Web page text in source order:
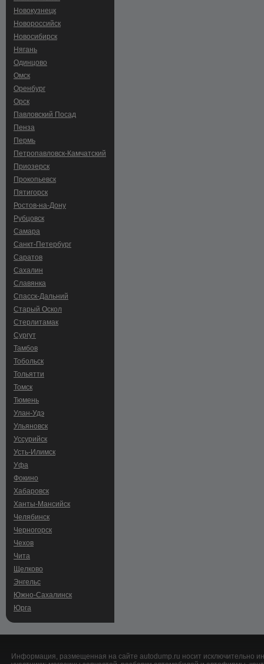
Новокузнецк
Новороссийск
Новосибирск
Нягань
Одинцово
Омск
Оренбург
Орск
Павловский Посад
Пенза
Пермь
Петропавловск-Камчатский
Приозерск
Прокопьевск
Пятигорск
Ростов-на-Дону
Рубцовск
Самара
Санкт-Петербург
Саратов
Сахалин
Славянка
Спасск-Дальний
Старый Оскол
Стерлитамак
Сургут
Тамбов
Тобольск
Тольятти
Томск
Тюмень
Улан-Удэ
Ульяновск
Уссурийск
Усть-Илимск
Уфа
Фокино
Хабаровск
Ханты-Мансийск
Челябинск
Черногорск
Чехов
Чита
Щелково
Энгельс
Южно-Сахалинск
Юрга
Информация, размещенная на сайте autodump.ru носит исключительно